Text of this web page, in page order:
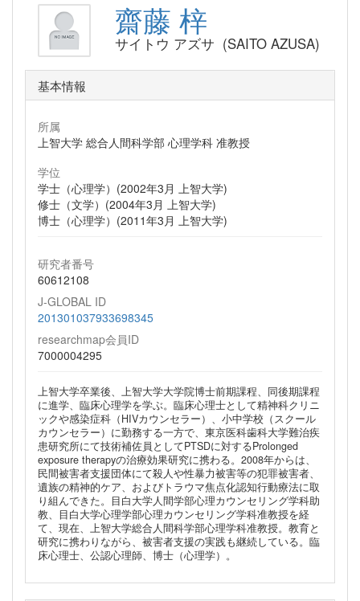
齋藤 梓
サイトウ アズサ (SAITO AZUSA)
基本情報
所属
上智大学 総合人間科学部 心理学科 准教授
学位
学士（心理学）(2002年3月 上智大学)
修士（文学）(2004年3月 上智大学)
博士（心理学）(2011年3月 上智大学)
研究者番号
60612108
J-GLOBAL ID
201301037933698345
researchmap会員ID
7000004295
上智大学卒業後、上智大学大学院博士前期課程、同後期課程
に進学、臨床心理学を学ぶ。臨床心理士として精神科クリニ
ックや感染症科（HIVカウンセラー）、小中学校（スクール
カウンセラー）に勤務する一方で、東京医科歯科大学難治疾
患研究所にて技術補佐員としてPTSDに対するProlonged
exposure therapyの治療効果研究に携わる。2008年からは、
民間被害者支援団体にて殺人や性暴力被害等の犯罪被害者、
遺族の精神的ケア、およびトラウマ焦点化認知行動療法に取
り組んできた。目白大学人間学部心理カウンセリング学科助
教、目白大学心理学部心理カウンセリング学科准教授を経
て、現在、上智大学総合人間科学部心理学科准教授。教育と
研究に携わりながら、被害者支援の実践も継続している。臨
床心理士、公認心理師、博士（心理学）。